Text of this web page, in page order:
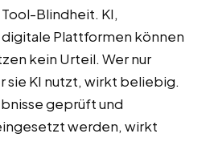
Blindheit. KI,
Plattformen können
kein Urteil. Wer nur
sie KI nutzt, wirkt beliebig.
geprüft und
werden, wirkt